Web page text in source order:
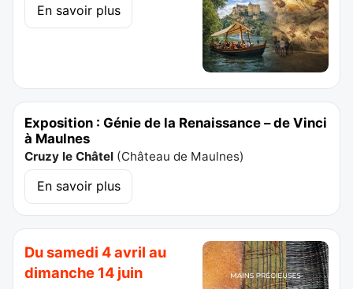
En savoir plus
Exposition : Génie de la Renaissance – de Vinci
à Maulnes
Cruzy le Châtel (Château de Maulnes)
En savoir plus
Du samedi 4 avril au
dimanche 14 juin